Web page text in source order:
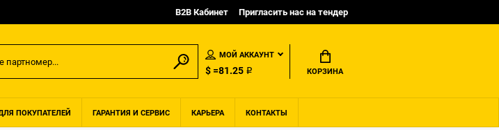
B2B Кабинет Пригласить нас на тендер
МОЙ АККАУНТ
$ =81.25 ₽ КОРЗИНА
ПОКУПАТЕЛЕЙ ГАРАНТИЯ И СЕРВИС КАРЬЕРА КОНТАКТЫ